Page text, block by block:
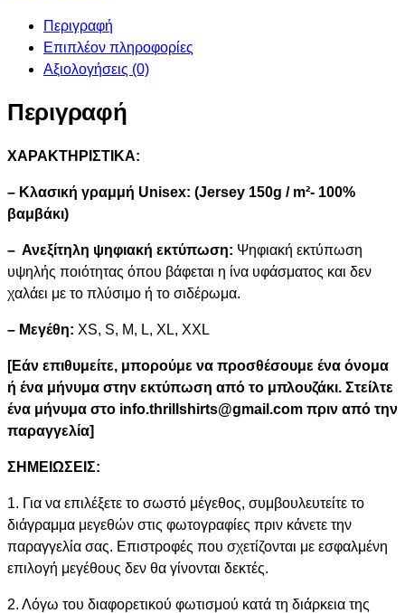
Περιγραφή
Επιπλέον πληροφορίες
Αξιολογήσεις (0)
Περιγραφή
ΧΑΡΑΚΤΗΡΙΣΤΙΚΑ:
– Κλασική γραμμή Unisex: (Jersey 150g / m²- 100%
βαμβάκι)
– Ανεξίτηλη ψηφιακή εκτύπωση: Ψηφιακή εκτύπωση
υψηλής ποιότητας όπου βάφεται η ίνα υφάσματος και δεν
χαλάει με το πλύσιμο ή το σιδέρωμα.
– Μεγέθη: XS, S, M, L, XL, XXL
[Εάν επιθυμείτε, μπορούμε να προσθέσουμε ένα όνομα
ή ένα μήνυμα στην εκτύπωση από το μπλουζάκι. Στείλτε
ένα μήνυμα στο info.thrillshirts@gmail.com πριν από την
παραγγελία]
ΣΗΜΕΙΩΣΕΙΣ:
1. Για να επιλέξετε το σωστό μέγεθος, συμβουλευτείτε το
διάγραμμα μεγεθών στις φωτογραφίες πριν κάνετε την
παραγγελία σας. Επιστροφές που σχετίζονται με εσφαλμένη
επιλογή μεγέθους δεν θα γίνονται δεκτές.
2. Λόγω του διαφορετικού φωτισμού κατά τη διάρκεια της